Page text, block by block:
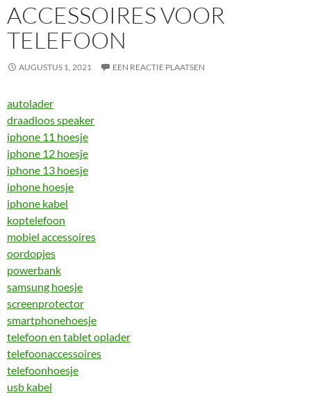
ACCESSOIRES VOOR
TELEFOON
AUGUSTUS 1, 2021 EEN REACTIE PLAATSEN
autolader
draadloos speaker
iphone 11 hoesje
iphone 12 hoesje
iphone 13 hoesje
iphone hoesje
iphone kabel
koptelefoon
mobiel accessoires
oordopjes
powerbank
samsung hoesje
screenprotector
smartphonehoesje
telefoon en tablet oplader
telefoonaccessoires
telefoonhoesje
usb kabel